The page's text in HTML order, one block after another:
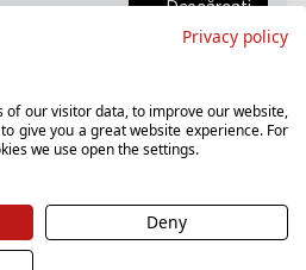
Descărcați
KB
Privacy policy
of our visitor data, to improve our website,
give you a great website experience. For
we use open the settings.
Deny